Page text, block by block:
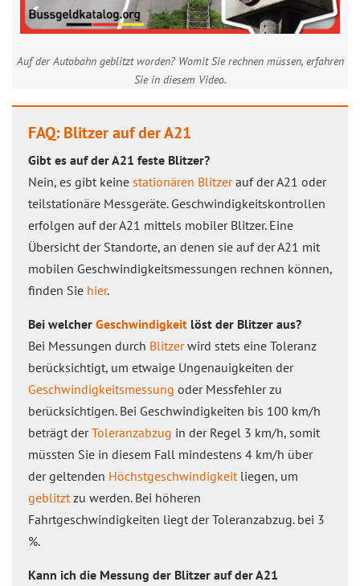
Auf der Autobahn geblitzt worden? Womit Sie rechnen müssen, erfahren
Sie in diesem Video.
FAQ: Blitzer auf der A21
Gibt es auf der A21 feste Blitzer?
Nein, es gibt keine stationären Blitzerauf der A21 oder
teilstationäre Messgeräte. Geschwindigkeitskontrollen
erfolgen auf der A21 mittels mobiler Blitzer. Eine
Übersicht der Standorte, an denen sie auf der A21 mit
mobilen Geschwindigkeitsmessungen rechnen können,
finden Sie hier.
Bei welcher Geschwindigkeit löst der Blitzer aus?
Bei Messungen durch Blitzerwird stets eine Toleranz
berücksichtigt, um etwaige Ungenauigkeiten der
Geschwindigkeitsmessung oder Messfehler zu
berücksichtigen. Bei Geschwindigkeiten bis 100 km/h
beträgt derToleranzabzug in der Regel 3 km/h, somit
müssten Sie in diesem Fall mindestens 4 km/h über
der geltenden Höchstgeschwindigkeitliegen, um
geblitztzu werden. Bei höheren
Fahrtgeschwindigkeiten liegt der Toleranzabzug. bei 3
%.
Kann ich die Messung der Blitzer auf der A21